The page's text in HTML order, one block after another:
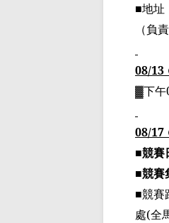
■地址
（負
08/13
▓下午
08/17
■競賽
■競賽
■競賽
處(全